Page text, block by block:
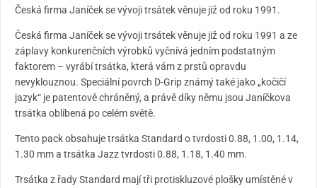
Česká firma Janíček se vývoji trsátek věnuje již od roku 1991.
Česká firma Janíček se vývoji trsátek věnuje již od roku 1991 a ze
záplavy konkurenčních výrobků vyčnívá jedním podstatným
faktorem – vyrábí trsátka, která vám z prstů opravdu
nevyklouznou. Speciální povrch D-Grip známý také jako „kočičí
jazyk“ je patentově chráněný, a právě díky němu jsou Janíčkova
trsátka oblíbená po celém světě.
Tento pack obsahuje trsátka Standard o tvrdosti 0.88, 1.00, 1.14,
1.30 mm a trsátka Jazz tvrdosti 0.88, 1.18, 1.40 mm.
Trsátka z řady Standard mají tři protiskluzové plošky umístěné v